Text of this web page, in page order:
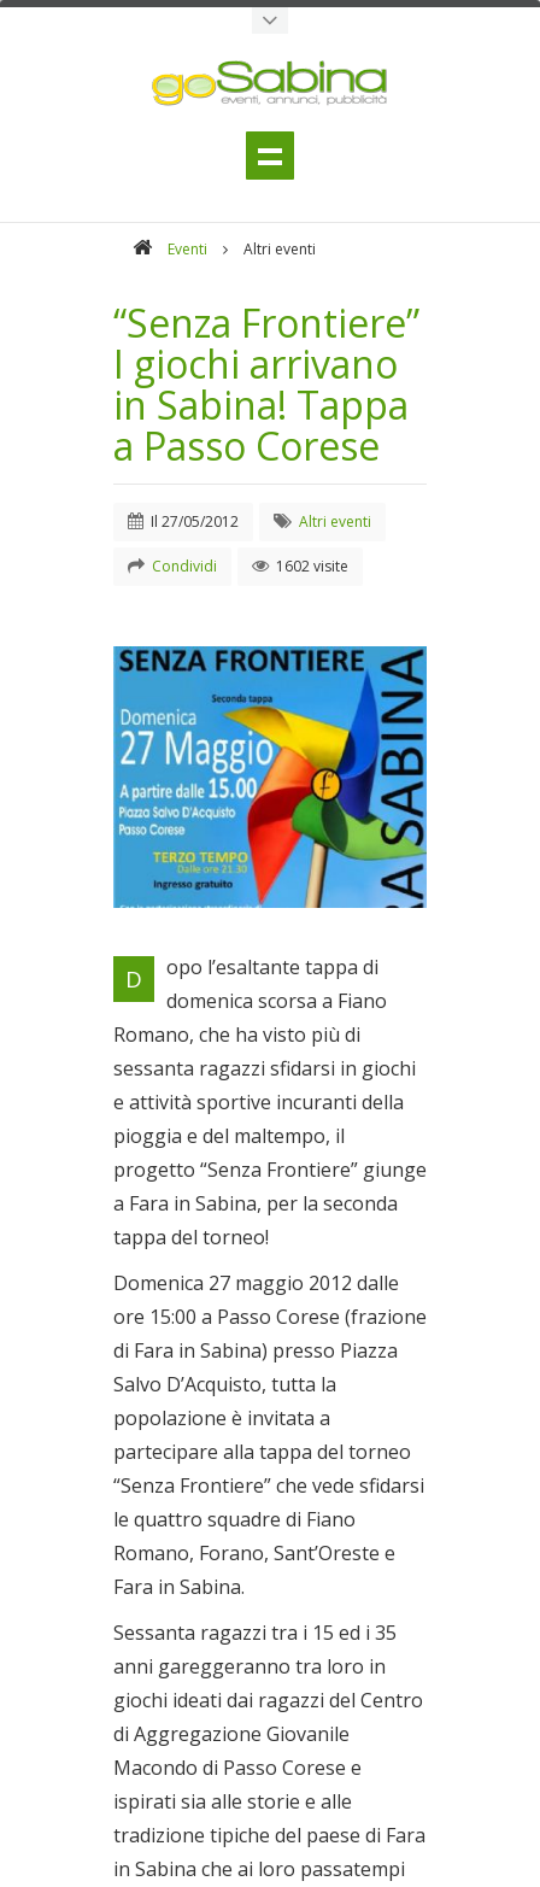
Eventi Altri eventi
“Senza Frontiere”
I giochi arrivano
in Sabina! Tappa
a Passo Corese
Il 27/05/2012 Altri eventi
Condividi 1602 visite
Locandina evento
Il 27/05/2012
D
opo l’esaltante tappa di
domenica scorsa a Fiano
Romano, che ha visto più di
sessanta ragazzi sfidarsi in giochi
e attività sportive incuranti della
pioggia e del maltempo, il
progetto “Senza Frontiere” giunge
a Fara in Sabina, per la seconda
tappa del torneo!
Domenica 27 maggio 2012 dalle
ore 15:00 a Passo Corese (frazione
di Fara in Sabina) presso Piazza
Salvo D’Acquisto, tutta la
popolazione è invitata a
partecipare alla tappa del torneo
“Senza Frontiere” che vede sfidarsi
le quattro squadre di Fiano
Romano, Forano, Sant’Oreste e
Fara in Sabina.
Sessanta ragazzi tra i 15 ed i 35
anni gareggeranno tra loro in
giochi ideati dai ragazzi del Centro
di Aggregazione Giovanile
Macondo di Passo Corese e
ispirati sia alle storie e alle
tradizione tipiche del paese di Fara
in Sabina che ai loro passatempi